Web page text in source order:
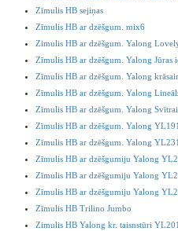
Zīmulis HB sejiņas
Zīmulis HB ar dzēšgum. mix6
Zimulis HB ar dzēšgum. Yalong
Zīmulis HB ar dzēšgum. Yalong Jūras
Zīmulis HB ar dzēšgum. Yalong
Zīmulis HB ar dzēšgum. Yalong
Zīmulis HB ar dzēšgum. Yalong
Zīmulis HB ar dzēšgum. Yalong
Zīmulis HB ar dzēšgum. Yalong
Zīmulis HB ar dzēšgumiju Yalong
Zīmulis HB ar dzēšgumiju Yalong
Zīmulis HB ar dzēšgumiju Yalong
Zīmulis HB Trilino Jumbo
Zimulis HB Yalong kr. taisnstūri